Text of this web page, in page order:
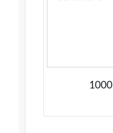
1000